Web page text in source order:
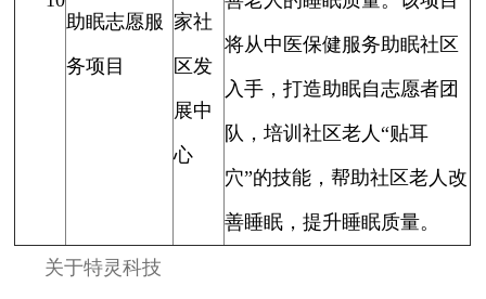
助眠志愿服
务项目
家社
区发
展中
心
将从中医保健服务助眠社区
入手，打造助眠自志愿者团
队，培训社区老人“贴耳
穴”的技能，帮助社区老人改
善睡眠，提升睡眠质量。
关于特灵科技